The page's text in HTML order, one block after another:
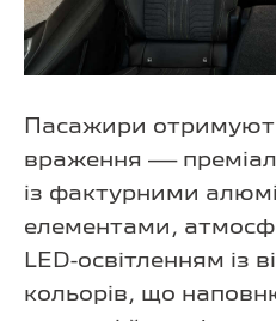
Пасажири
враження —
із фактурними
елементами,
LED-освітленням із
кольорів, що